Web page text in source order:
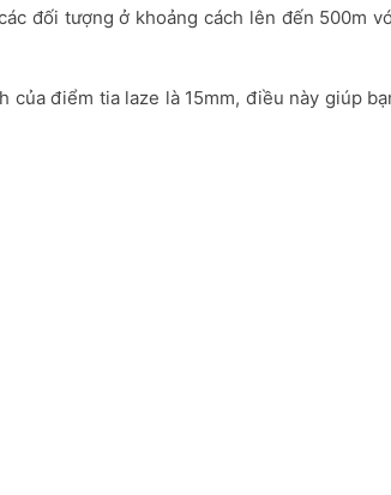
đối tượng ở khoảng cách lên đến 500m
điểm tia laze là 15mm, điều này giúp